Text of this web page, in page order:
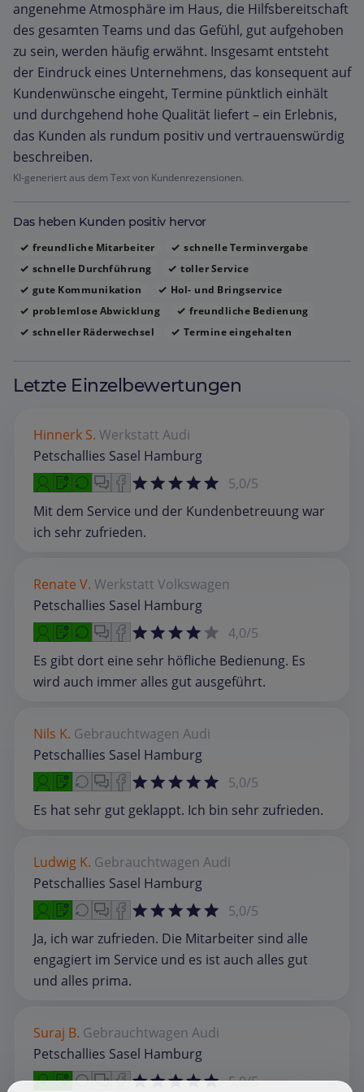
angenehme Atmosphäre im Haus, die Hilfsbereitschaft
des gesamten Teams und das Gefühl, gut aufgehoben
zu sein, werden häufig erwähnt. Insgesamt entsteht
der Eindruck eines Unternehmens, das konsequent auf
Kundenwünsche eingeht, Termine pünktlich einhält
und durchgehend hohe Qualität liefert – ein Erlebnis,
das Kunden als rundum positiv und vertrauenswürdig
beschreiben.
KI-generiert aus dem Text von Kundenrezensionen.
Das heben Kunden positiv hervor
freundliche Mitarbeiter
schnelle Terminvergabe
schnelle Durchführung
toller Service
gute Kommunikation
Hol‑ und Bringservice
problemlose Abwicklung
freundliche Bedienung
schneller Räderwechsel
Termine eingehalten
Letzte Einzelbewertungen
Hinnerk S. Werkstatt Audi
Petschallies Sasel Hamburg
5,0/5
Mit dem Service und der Kundenbetreuung war
ich sehr zufrieden.
Renate V. Werkstatt Volkswagen
Petschallies Sasel Hamburg
4,0/5
Es gibt dort eine sehr höfliche Bedienung. Es
wird auch immer alles gut ausgeführt.
Nils K. Gebrauchtwagen Audi
Petschallies Sasel Hamburg
5,0/5
Es hat sehr gut geklappt. Ich bin sehr zufrieden.
Ludwig K. Gebrauchtwagen Audi
Petschallies Sasel Hamburg
5,0/5
Ja, ich war zufrieden. Die Mitarbeiter sind alle
engagiert im Service und es ist auch alles gut
und alles prima.
Suraj B. Gebrauchtwagen Audi
Petschallies Sasel Hamburg
5,0/5